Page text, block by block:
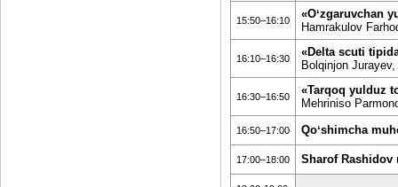
15:50–16:10
«Oʻzgaruvchan
Hamrakulov
16:10–16:30
«Delta scuti
Bolqinjon
16:30–16:50
«Tarqoq yulduz
Mehriniso
16:50–17:00 Qoʻshimcha
17:00–18:00 Sharof Rashidov